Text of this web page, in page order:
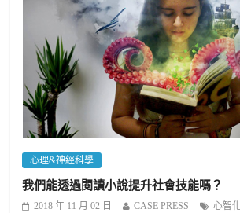
心理&神經科學
我們能透過閱讀小說提升社會技能嗎？
2018 年 11 月 02 日 CASE PRESS 心智